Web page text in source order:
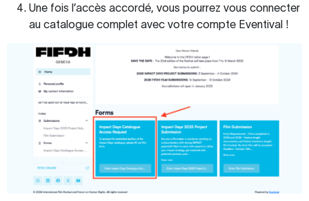
Une fois l’accès accordé, vous pourrez vous connecter
au catalogue complet avec votre compte Eventival !